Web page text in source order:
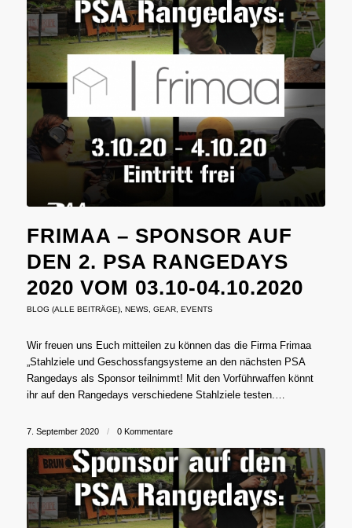
FRIMAA – SPONSOR AUF
DEN 2. PSA RANGEDAYS
2020 VOM 03.10-04.10.2020
BLOG (ALLE BEITRÄGE), NEWS, GEAR, EVENTS
Wir freuen uns Euch mitteilen zu können das die Firma Frimaa
„Stahlziele und Geschossfangsysteme an den nächsten PSA
Rangedays als Sponsor teilnimmt! Mit den Vorführwaffen könnt
ihr auf den Rangedays verschiedene Stahlziele testen.…
7. September 2020 / 0 Kommentare